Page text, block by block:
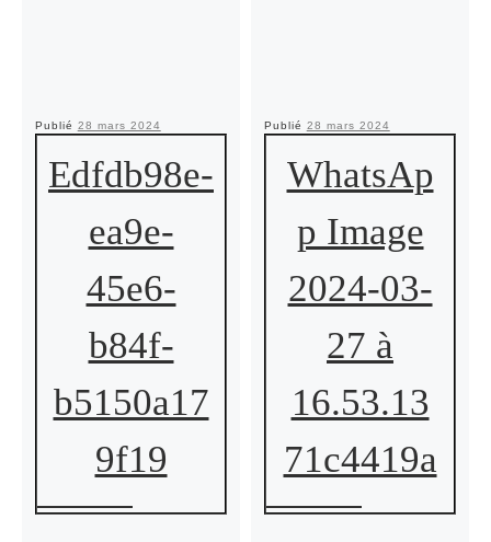
Publié 28 mars 2024
Edfdb98e-
ea9e-
45e6-
b84f-
b5150a17
9f19
Publié 28 mars 2024
WhatsAp
p Image
2024-03-
27 à
16.53.13
71c4419a